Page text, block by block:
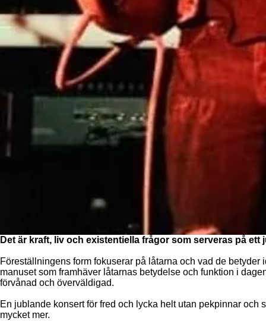
Det är kraft, liv och existentiella frågor som serveras på ett
Föreställningens form fokuserar på låtarna och vad de
manuset som framhäver låtarnas betydelse och funktion i
förvånad och överväldigad.
En jublande konsert för fred och lycka helt utan pekpinnar och
mycket mer.